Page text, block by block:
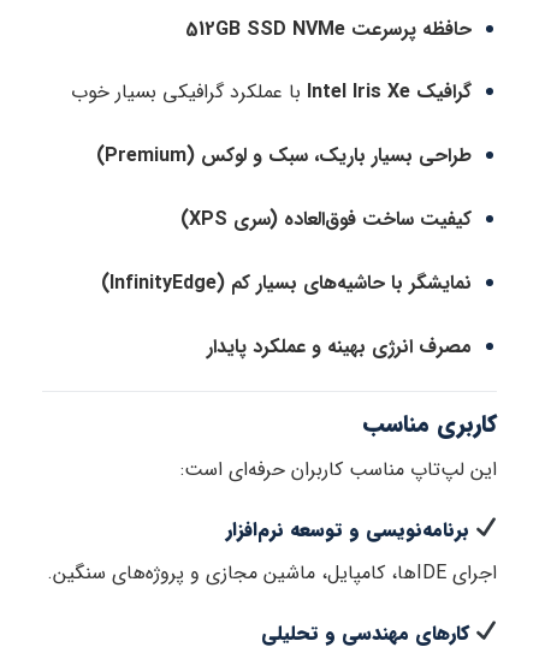
حافظه پرسرعت 512GB SSD NVMe
گرافیک Intel Iris Xe با عملکرد گرافیکی بسیار خوب
طراحی بسیار باریک، سبک و لوکس (Premium)
کیفیت ساخت فوق‌العاده (سری XPS)
نمایشگر با حاشیه‌های بسیار کم (InfinityEdge)
مصرف انرژی بهینه و عملکرد پایدار
کاربری مناسب
این لپ‌تاپ مناسب کاربران حرفه‌ای است:
برنامه‌نویسی و توسعه نرم‌افزار
اجرای IDEها، کامپایل، ماشین مجازی و پروژه‌های سنگین.
کارهای مهندسی و تحلیلی